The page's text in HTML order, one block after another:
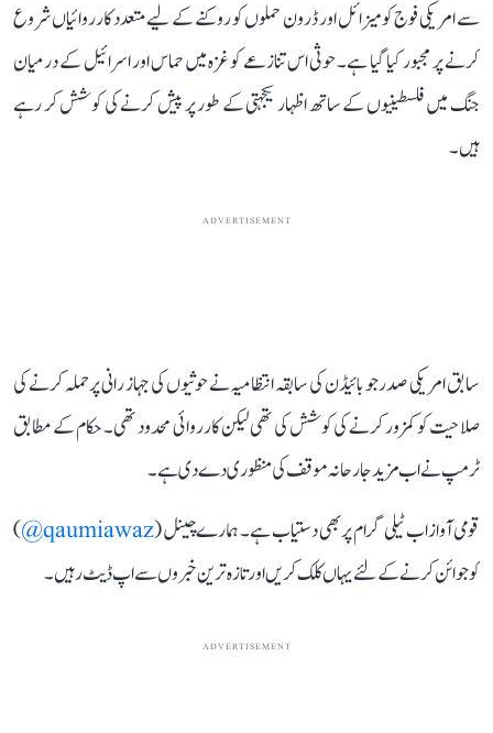
سے امریکی فوج کو میزائل اور ڈرون حملوں کو روکنے کے لیے متعدد کارروائیاں شروع
کرنے پر مجبور کیا گیا ہے۔ حوثی اس تنازعے کو غزہ میں حماس اور اسرائیل کے درمیان
جنگ میں فلسطینیوں کے ساتھ اظہار یکجہتی کے طور پر پیش کرنے کی کوشش کر رہے
ہیں۔
ADVERTISEMENT
سابق امریکی صدر جو بائیڈن کی سابقہ ​​انتظامیہ نے حوثیوں کی جہاز رانی پر حملہ کرنے کی
صلاحیت کو کمزور کرنے کی کوشش کی تھی لیکن کارروائی محدود تھی۔ حکام کے مطابق
ٹرمپ نے اب مزید جارحانہ موقف کی منظوری دے دی ہے۔
قومی آواز اب ٹیلی گرام پر بھی دستیاب ہے۔ ہمارے چینل (qaumiawaz@
)
کو جوائن کرنے کے لئے یہاں کلک کریں اور تازہ ترین خبروں سے اپ ڈیٹ رہیں۔
ADVERTISEMENT